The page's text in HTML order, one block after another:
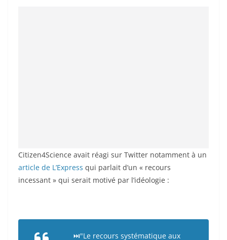
Citizen4Science avait réagi sur Twitter notamment à un
article de L’Express qui parlait d’un « recours
incessant » qui serait motivé par l’idéologie :
⏭️"Le recours systématique aux